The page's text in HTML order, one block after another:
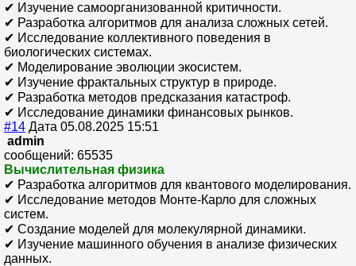
✔ Изучение самоорганизованной критичности.
✔ Разработка алгоритмов для анализа сложных сетей.
✔ Исследование коллективного поведения в
биологических системах.
✔ Моделирование эволюции экосистем.
✔ Изучение фрактальных структур в природе.
✔ Разработка методов предсказания катастроф.
✔ Исследование динамики финансовых рынков.
#14 Дата 05.08.2025 15:51
admin
сообщений: 65535
Вычислительная физика
✔ Разработка алгоритмов для квантового моделирования.
✔ Исследование методов Монте-Карло для сложных
систем.
✔ Создание моделей для молекулярной динамики.
✔ Изучение машинного обучения в анализе физических
данных.